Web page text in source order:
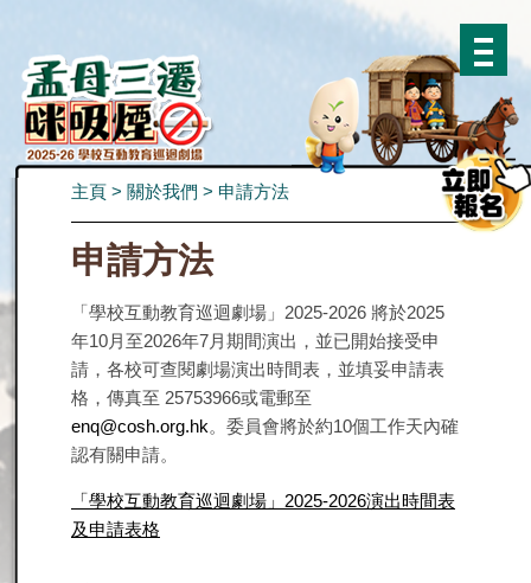
主頁 > 關於我們 > 申請方法
申請方法
「學校互動教育巡迴劇場」2025-2026 將於2025
年10月至2026年7月期間演出，並已開始接受申
請，各校可查閱劇場演出時間表，並填妥申請表
格，傳真至 25753966或電郵至
enq@cosh.org.hk。委員會將於約10個工作天內確
認有關申請。
「學校互動教育巡迴劇場」2025-2026演出時間表
及申請表格